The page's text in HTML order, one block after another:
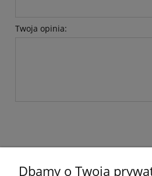
Twoja opinia:
Dbamy o Twoją